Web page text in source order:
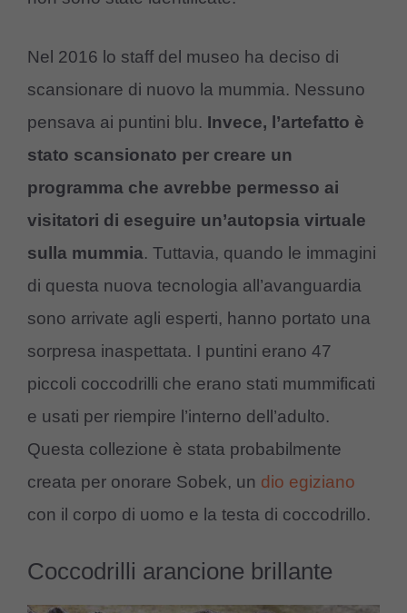
Nel 2016 lo staff del museo ha deciso di
scansionare di nuovo la mummia. Nessuno
pensava ai puntini blu. Invece, l’artefatto è
stato scansionato per creare un
programma che avrebbe permesso ai
visitatori di eseguire un’autopsia virtuale
sulla mummia. Tuttavia, quando le immagini
di questa nuova tecnologia all’avanguardia
sono arrivate agli esperti, hanno portato una
sorpresa inaspettata. I puntini erano 47
piccoli coccodrilli che erano stati mummificati
e usati per riempire l’interno dell’adulto.
Questa collezione è stata probabilmente
creata per onorare Sobek, un dio egiziano
con il corpo di uomo e la testa di coccodrillo.
Coccodrilli arancione brillante